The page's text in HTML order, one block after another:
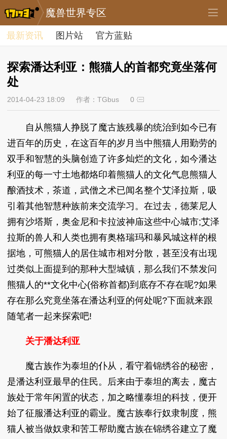
魔兽世界专区
最新资讯 图片站 官方蓝贴
探索潘达利亚：熊猫人的首都究竟坐落何
处
2014-04-23 18:09 作者：TGbus 0
自从熊猫人挣脱了魔古族残暴的统治到如今已有
进百年的历史，在这百年的岁月当中熊猫人用勤劳的
双手和智慧的头脑创造了许多灿烂的文化，如今潘达
利亚的每一寸土地都烙印着熊猫人的文化气息熊猫人
酿酒技术，茶道，武僧之术已闻名整个艾泽拉斯，吸
引着其他智慧种族前来交流学习。在过去，德莱尼人
拥有沙塔斯，奥金尼和卡拉波神庙这些中心城市;艾泽
拉斯的兽人和人类也拥有奥格瑞玛和暴风城这样的根
据地，可熊猫人的居住城市相对分散，甚至没有出现
过类似上面提到的那种大型城镇，那么我们不禁发问
熊猫人的**文化中心(俗称首都)到底存不存在呢?如果
存在那么究竟坐落在潘达利亚的何处呢?下面就来跟
随笔者一起来探索吧!
关于潘达利亚
魔古族作为泰坦的仆从，看守着锦绣谷的秘密，
是潘达利亚最早的住民。后来由于泰坦的离去，魔古
族处于常年闲置的状态，加之略懂泰坦的科技，便开
始了征服潘达利亚的霸业。魔古族奉行奴隶制度，熊
猫人被当做奴隶和苦工帮助魔古族在锦绣谷建立了魔